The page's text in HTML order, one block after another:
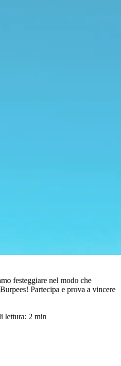
festeggiare nel modo che
Partecipa e prova a vincere
lettura: 2 min